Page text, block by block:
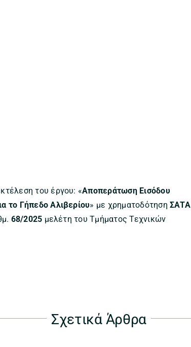
του έργου: «Αποπεράτωση Εισόδου
το Γήπεδο Αλιβερίου» με χρηματοδότησηΣΑΤΑ
68/2025 μελέτη του Τμήματος Τεχνικών
Σχετικά Άρθρα